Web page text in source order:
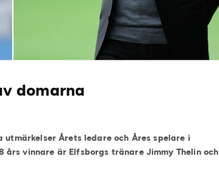
domarna
Årets ledare och Åres spelare i
års vinnare är Elfsborgs tränare Jimmy Thelin och